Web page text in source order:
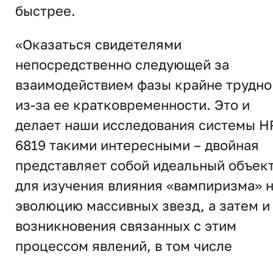
быстрее.
«Оказаться свидетелями
непосредственно следующей за
взаимодействием фазы крайне трудно
из-за ее кратковременности. Это и
делает наши исследования системы
6819 такими интересными – двойная
представляет собой идеальный
для изучения влияния «вампиризма»
эволюцию массивных звезд, а затем и
возникновения связанных с этим
процессом явлений, в том числе